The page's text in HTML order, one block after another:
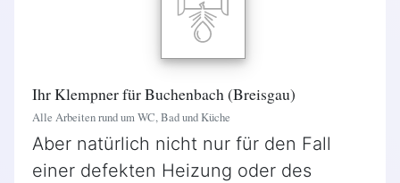
Ihr Klempner für Buchenbach (Breisgau)
Alle Arbeiten rund um WC, Bad und Küche
Aber natürlich nicht nur für den Fall
einer defekten Heizung oder des